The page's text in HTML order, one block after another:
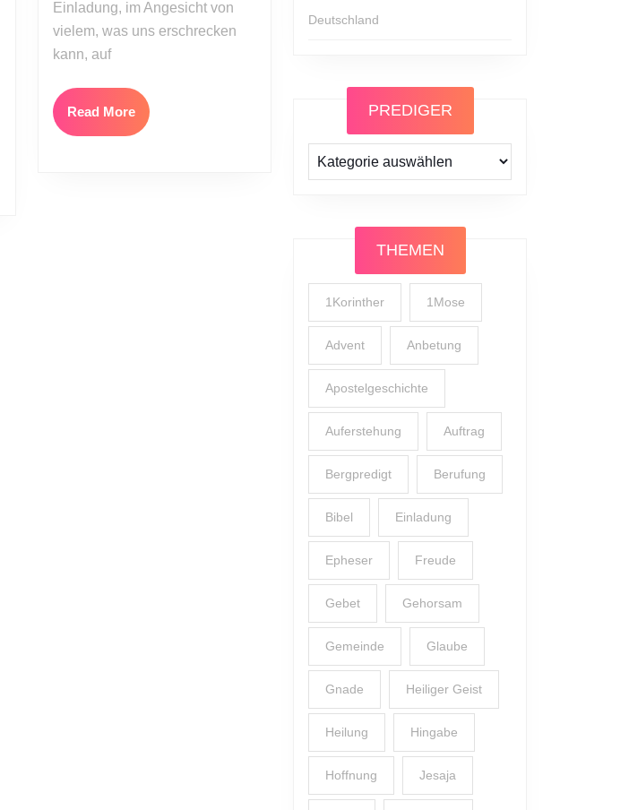
Einladung, im Angesicht von
vielem, was uns erschrecken
kann, auf
Read MoreRead
More
Deutschland
PREDIGER
Prediger
THEMEN
1Korinther 1Mose
Advent Anbetung
Apostelgeschichte
Auferstehung Auftrag
Bergpredigt Berufung
Bibel Einladung
Epheser Freude
Gebet Gehorsam
Gemeinde Glaube
Gnade Heiliger Geist
Heilung Hingabe
Hoffnung Jesaja